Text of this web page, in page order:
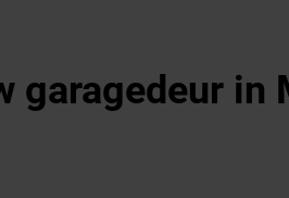
garagedeur in